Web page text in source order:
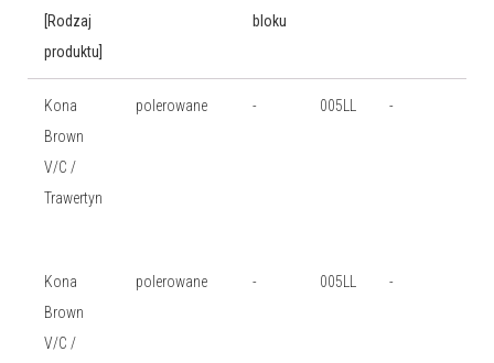
[Rodzaj
produktu]
bloku
Kona
Brown
V/C /
Trawertyn
polerowane - 005LL -
Kona
Brown
V/C /
polerowane - 005LL -